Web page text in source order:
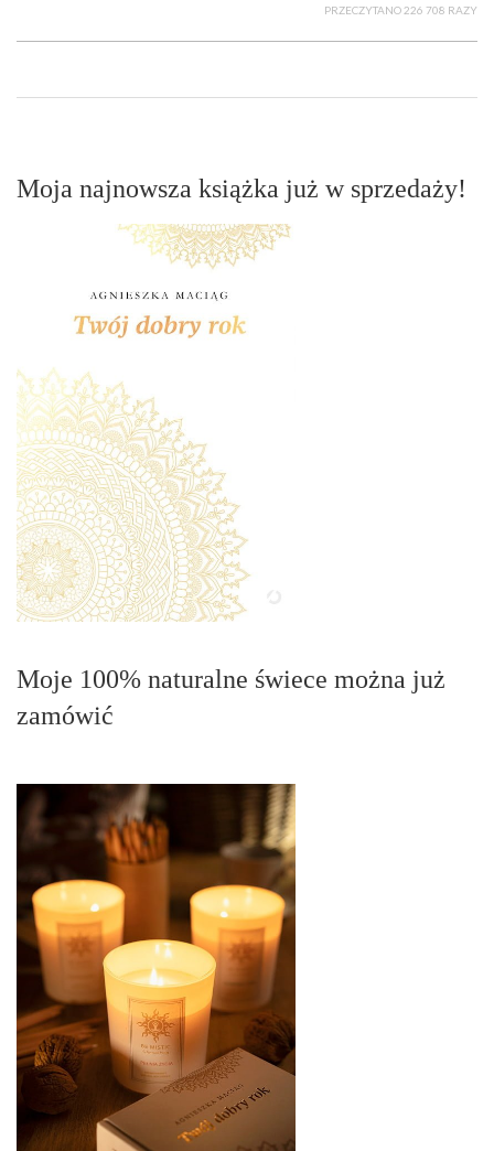
PRZECZYTANO 226 708 RAZY
Moja najnowsza książka już w sprzedaży!
Moje 100% naturalne świece można już
zamówić